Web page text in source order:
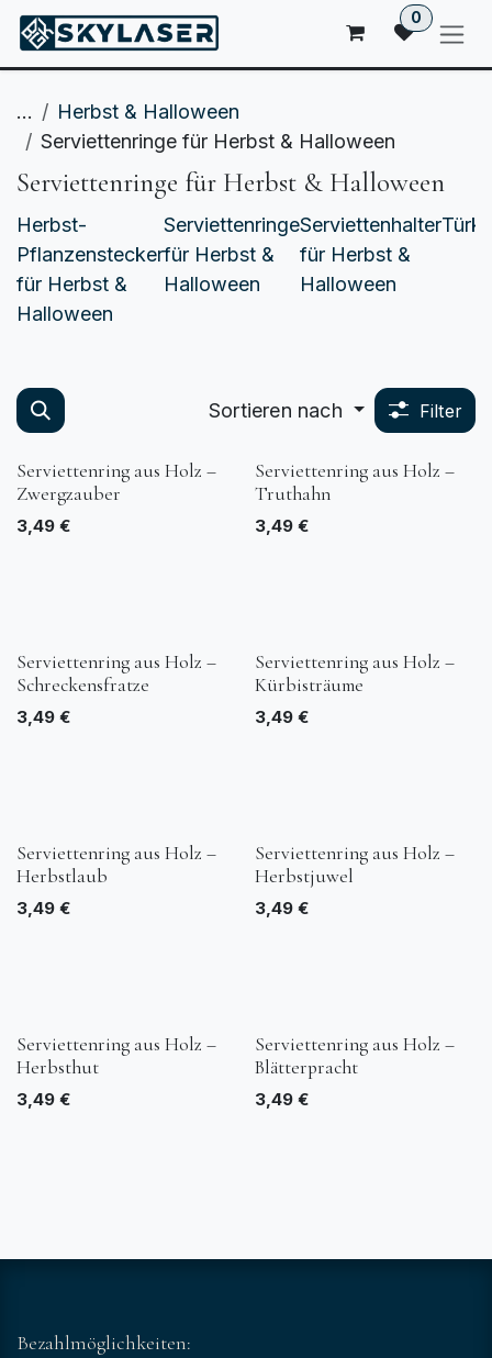
0
...
Herbst & Halloween
Serviettenringe für Herbst & Halloween
Serviettenringe für Herbst & Halloween
Herbst-
Pflanzenstecker
für Herbst &
Halloween
Serviettenringe
für Herbst &
Halloween
Serviettenhalter
für Herbst &
Halloween
Sortieren nach Filter
Serviettenring aus Holz –
Zwergzauber
3,49 €
Serviettenring aus Holz –
Truthahn
3,49€
Serviettenring aus Holz –
Schreckensfratze
3,49 €
Serviettenring aus Holz –
Kürbisträume
3,49€
Serviettenring aus Holz –
Herbstlaub
3,49 €
Serviettenring aus Holz –
Herbstjuwel
3,49€
Serviettenring aus Holz –
Herbsthut
3,49 €
Serviettenring aus Holz –
Blätterpracht
3,49€
Bezahlmöglichkeiten: